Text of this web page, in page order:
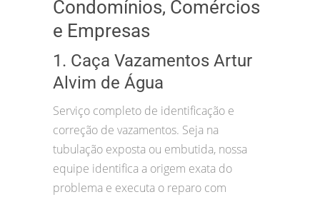
Condomínios, Comércios
e Empresas
1. Caça Vazamentos Artur
Alvim de Água
Serviço completo de identificação e
correção de vazamentos. Seja na
tubulação exposta ou embutida, nossa
equipe identifica a origem exata do
problema e executa o reparo com